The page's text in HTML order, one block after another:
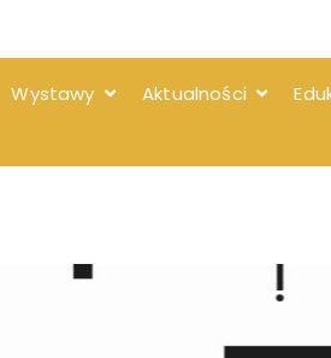
Wystawy Aktualności